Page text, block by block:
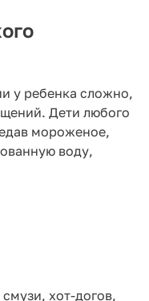
у ребенка сложно,
Дети любого
мороженое,
воду,
хот-догов,